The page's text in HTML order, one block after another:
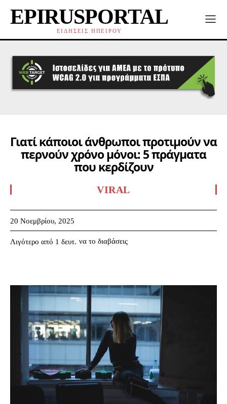
EPIRUSPORTAL
ΕΙΔΗΣΕΙΣ ΗΠΕΙΡΟΥ
Γιατί κάποιοι άνθρωποι προτιμούν να
περνούν χρόνο μόνοι: 5 πράγματα
που κερδίζουν
VIRAL
20 Νοεμβρίου, 2025
Λιγότερο από 1 δευτ. να το διαβάσεις